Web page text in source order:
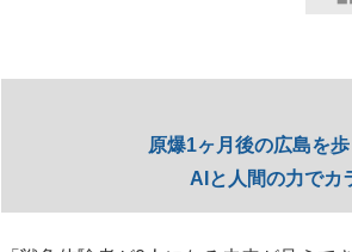
原爆1ヶ月後の広島を
AIと人間の力でカ